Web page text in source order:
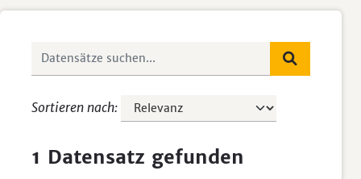
Sortieren nach
1 Datensatz gefunden